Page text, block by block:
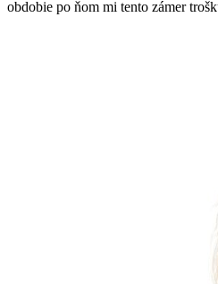
obdobie po ňom mi tento zámer